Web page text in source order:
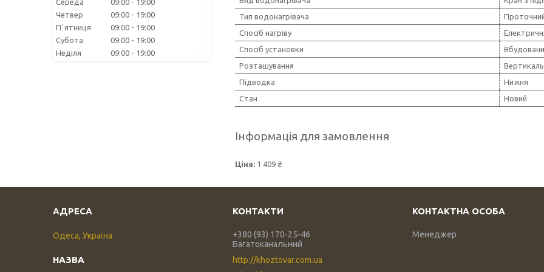
Тип водонагрівача
Спосіб нагріву
Спосіб установки
Розташування
Підводка
Нижня
Стан
Новий
Інформація для замовлення
Ціна: 1 409 ₴
Четвер
09:00
19:00
Пʼятниця
09:00
19:00
Субота
09:00
19:00
Неділя
09:00 19:00
Одеса, Україна
+380 (93) 170-25-46
Багатоканальний
http://khoztovar.com.ua
Менеджер